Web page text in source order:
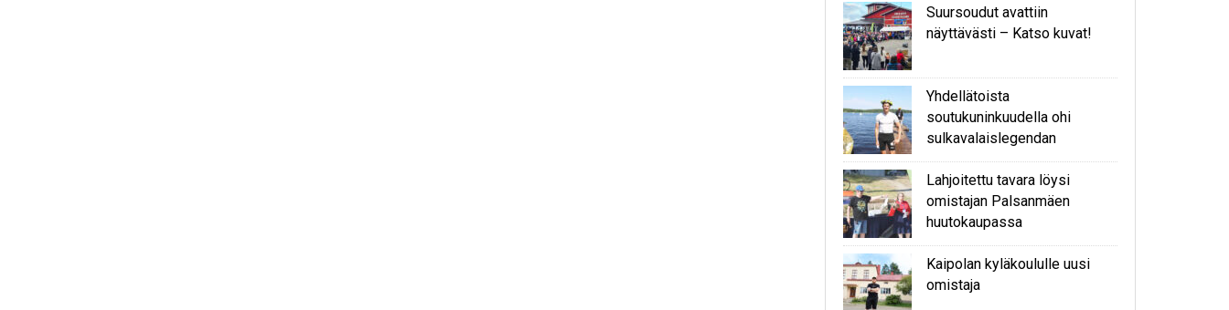
Suursoudut avattiin
näyttävästi – Katso kuvat!
Yhdellätoista
soutukuninkuudella ohi
sulkavalaislegendan
Lahjoitettu tavara löysi
omistajan Palsanmäen
huutokaupassa
Kaipolan kyläkoululle uusi
omistaja